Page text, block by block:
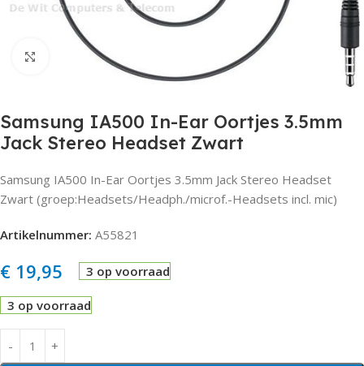
Click to enlarge
Samsung IA500 In-Ear Oortjes 3.5mm
Jack Stereo Headset Zwart
Samsung IA500 In-Ear Oortjes 3.5mm Jack Stereo Headset
Zwart (groep:Headsets/Headph./microf.-Headsets incl. mic)
Artikelnummer: A55821
€ 19,95 3 op voorraad
3 op voorraad